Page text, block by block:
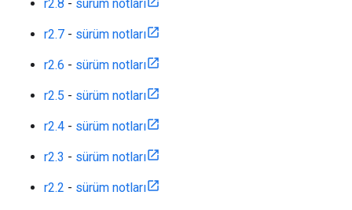
r2.8 - sürüm notları
r2.7 - sürüm notları
r2.6 - sürüm notları
r2.5 - sürüm notları
r2.4 - sürüm notları
r2.3 - sürüm notları
r2.2 - sürüm notları